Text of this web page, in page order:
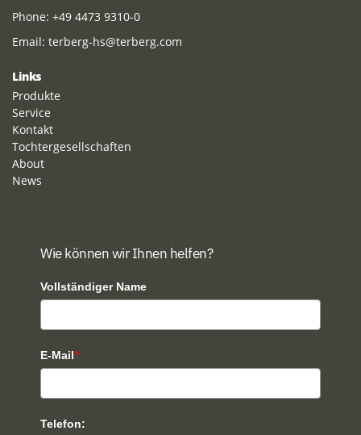
Phone: +49 4473 9310-0
Email: terberg-hs@terberg.com
Links
Produkte
Service
Kontakt
Tochtergesellschaften
About
News
Wie können wir Ihnen helfen?
Vollständiger Name
E-Mail*
Telefon: